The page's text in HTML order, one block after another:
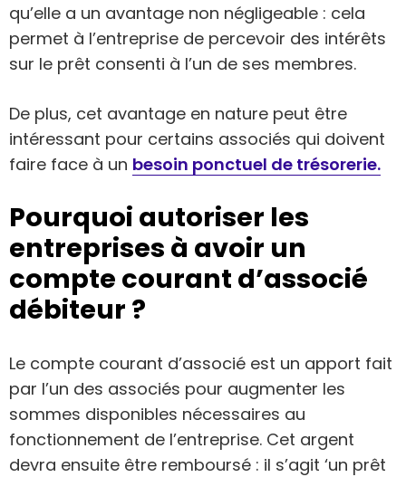
qu’elle a un avantage non négligeable : cela
permet à l’entreprise de percevoir des intérêts
sur le prêt consenti à l’un de ses membres.
De plus, cet avantage en nature peut être
intéressant pour certains associés qui doivent
faire face à un besoin ponctuel de trésorerie.
Pourquoi autoriser les
entreprises à avoir un
compte courant d’associé
débiteur ?
Le compte courant d’associé est un apport fait
par l’un des associés pour augmenter les
sommes disponibles nécessaires au
fonctionnement de l’entreprise. Cet argent
devra ensuite être remboursé : il s’agit ‘un prêt